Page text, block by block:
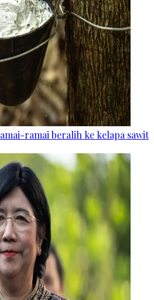
ramai beralih ke kelapa sawit